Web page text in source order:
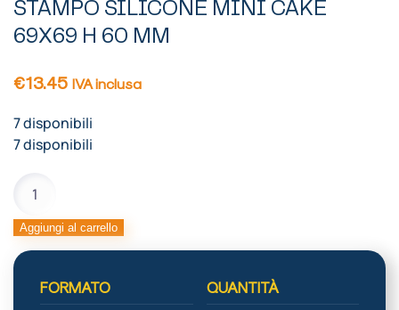
STAMPO SILICONE MINI CAKE
69X69 H 60 MM
€13.45 IVA inclusa
7 disponibili
7 disponibili
SILICONE
MINI
CAKE
69X69
Aggiungi al carrello
FORMATO QUANTITÀ